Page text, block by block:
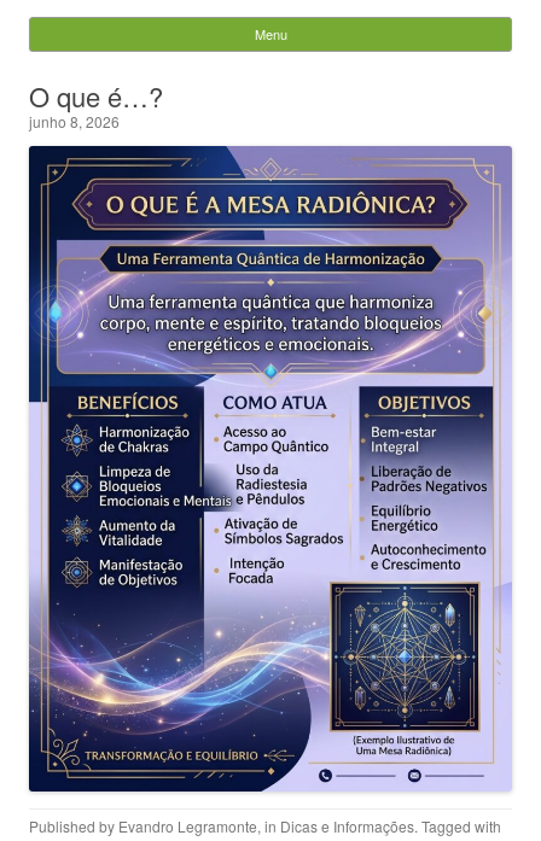
Evandro Legramonte
Menu
O que é…?
junho 8, 2026
Published by Evandro Legramonte, in Dicas e Informações. Tagged with